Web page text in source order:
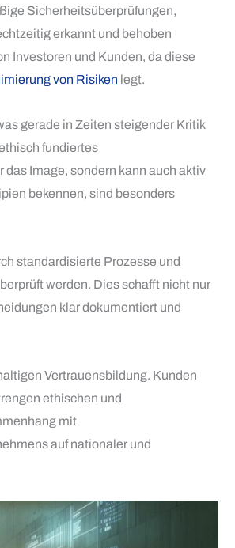
Sicherheitsüberprüfungen,
erkannt und behoben
Investoren und Kunden, da diese
von Risiken legt.
gerade in Zeiten steigender Kritik
fundiertes
Image, sondern kann auch aktiv
bekennen, sind besonders
standardisierte Prozesse und
werden. Dies schafft nicht nur
klar dokumentiert und
Vertrauensbildung. Kunden
ethischen und
mit
auf nationaler und